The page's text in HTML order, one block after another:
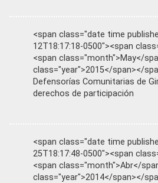
<span class="date time
12T18:17:18-0500"><span
<span class="month">May</
class="year">2015</span></
Defensorías Comunitarias de
derechos de participación
<span class="date time
25T18:17:48-0500"><span
<span class="month">Abr</
class="year">2014</span></